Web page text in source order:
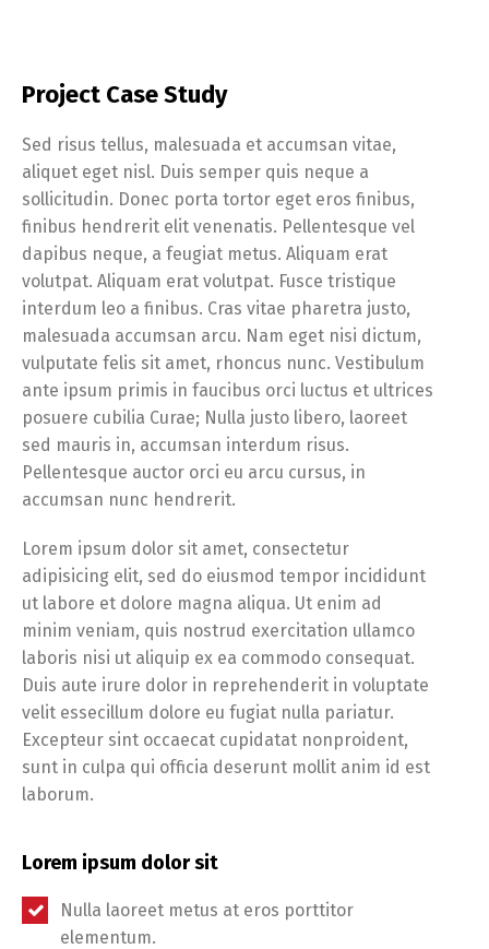
Project Case Study
Sed risus tellus, malesuada et accumsan vitae,
aliquet eget nisl. Duis semper quis neque a
sollicitudin. Donec porta tortor eget eros finibus,
finibus hendrerit elit venenatis. Pellentesque vel
dapibus neque, a feugiat metus. Aliquam erat
volutpat. Aliquam erat volutpat. Fusce tristique
interdum leo a finibus. Cras vitae pharetra justo,
malesuada accumsan arcu. Nam eget nisi dictum,
vulputate felis sit amet, rhoncus nunc. Vestibulum
ante ipsum primis in faucibus orci luctus et ultrices
posuere cubilia Curae; Nulla justo libero, laoreet
sed mauris in, accumsan interdum risus.
Pellentesque auctor orci eu arcu cursus, in
accumsan nunc hendrerit.
Lorem ipsum dolor sit amet, consectetur
adipisicing elit, sed do eiusmod tempor incididunt
ut labore et dolore magna aliqua. Ut enim ad
minim veniam, quis nostrud exercitation ullamco
laboris nisi ut aliquip ex ea commodo consequat.
Duis aute irure dolor in reprehenderit in voluptate
velit essecillum dolore eu fugiat nulla pariatur.
Excepteur sint occaecat cupidatat nonproident,
sunt in culpa qui officia deserunt mollit anim id est
laborum.
Lorem ipsum dolor sit
Nulla laoreet metus at eros porttitor
elementum.
Switch The Language
Русский English